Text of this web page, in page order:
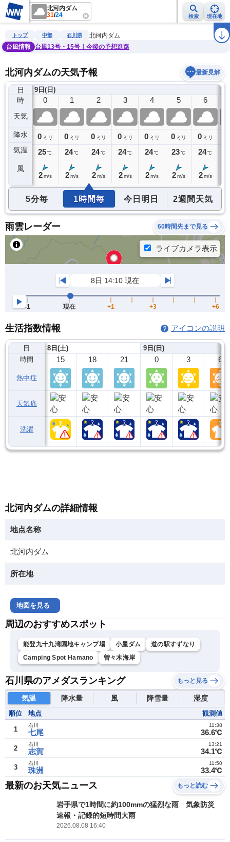
北河内ダム
31/24 検索 現在地
雨雲レーダー 台風情報 地震情報 ラ
トップ 中部 石川県
北河内ダム
台風情報
台風13号・15号｜今後の予想進路
北河内ダムの天気予報 最新見解
日
時
天気
降水
気温
風
8日(土)
23
0ミリ
25℃
9日(日)
0
0 ミリ
25℃
2 m/s
1
0 ミリ
24℃
2 m/s
2
0 ミリ
24℃
2 m/s
3
0 ミリ
24℃
2 m/s
4
0 ミリ
24℃
2 m/s
5
0 ミリ
23℃
2 m/s
6
0 ミリ
24℃
2 m/s
5分毎 1時間毎 今日明日 2週間天気
雨雲レーダー 60時間先まで見る
生活指数情報 アイコンの説明
日
時間
熱中症
天気痛
洗濯
8日(土)
15 18 21
9日(日)
0 3 6
北河内ダムの詳細情報
地点名称
北河内ダム
所在地
地図を見る
周辺のおすすめスポット
能登九十九湾園地キャンプ場 小屋ダム
道の駅すずなり
Camping Spot Hamano
曽々木海岸
石川県のアメダスランキング もっと見る
気温 降水量 風 降雪量 湿度
順位 地点 観測値
1 七尾
石川
36.6℃
11:38
2 志賀
石川
34.1℃
13:21
3 珠洲
石川
33.4℃
11:50
最新のお天気ニュース もっと読む
岩手県で1時間に約100mmの猛烈な雨 気象防災
速報・記録的短時間大雨
2026.08.08 16:40